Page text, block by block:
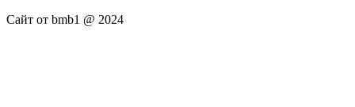
Сайт от bmb1 @ 2024